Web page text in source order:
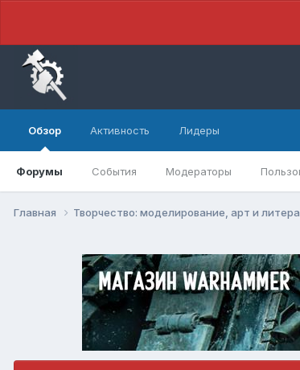
Обзор
Форумы События Модераторы
Активность Лидеры
Главная Творчество: моделирование, арт и